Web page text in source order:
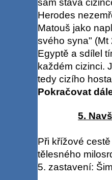
Herodes
Matouš jako
svého syna" (Mt
Egyptě a sdílel
každém cizinci.
tedy cizího
Pokračovat
5.
Při křížové
tělesného
5. zastavení: